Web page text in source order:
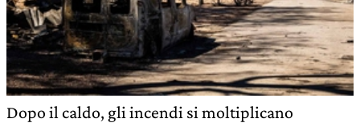
Dopo il caldo, gli incendi si moltiplicano